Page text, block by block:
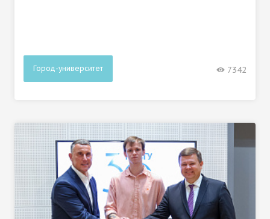
Город-университет 7342